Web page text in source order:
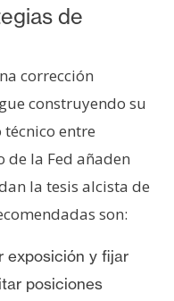
de
corrección
construyendo su
entre
de la Fed añaden
la tesis alcista de
son:
exposición y fijar
posiciones